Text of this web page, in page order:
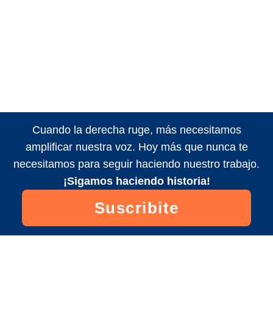
Cuando la derecha ruge, más necesitamos
amplificar nuestra voz. Hoy más que nunca te
necesitamos para seguir haciendo nuestro trabajo.
¡Sigamos haciendo historia!
Suscribite